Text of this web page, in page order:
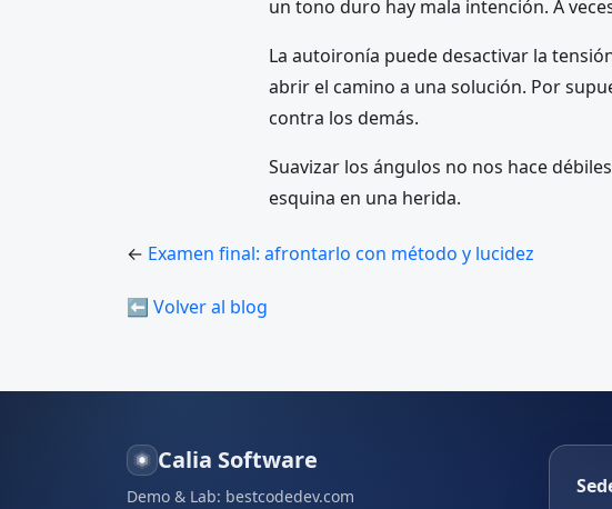
un tono duro hay mala intención. A
La autoironía puede desactivar la
abrir el camino a una solución. Por
contra los demás.
Suavizar los ángulos no nos hace
esquina en una herida.
← Examen final: afrontarlo con método y lucidez
⬅ Volver al blog
Calia Software
Demo & Lab: bestcodedev.com